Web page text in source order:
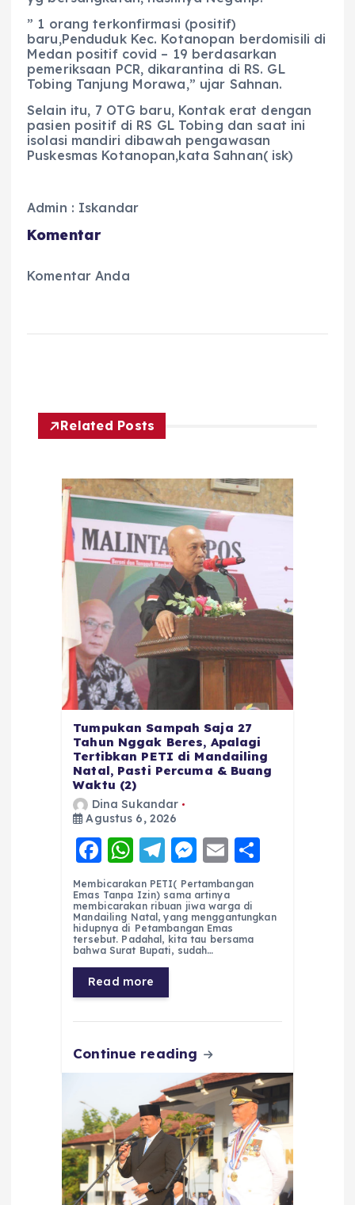
” 1 orang terkonfirmasi (positif)
baru,Penduduk Kec. Kotanopan berdomisili di
Medan positif covid – 19 berdasarkan
pemeriksaan PCR, dikarantina di RS. GL
Tobing Tanjung Morawa,” ujar Sahnan.
Selain itu, 7 OTG baru, Kontak erat dengan
pasien positif di RS GL Tobing dan saat ini
isolasi mandiri dibawah pengawasan
Puskesmas Kotanopan,kata Sahnan( isk)
Admin : Iskandar
Komentar
Komentar Anda
Related Posts
Tumpukan Sampah Saja 27
Tahun Nggak Beres, Apalagi
Tertibkan PETI di Mandailing
Natal, Pasti Percuma & Buang
Waktu (2)
Dina Sukandar
Agustus 6, 2026
F
a
c
e
b
o
o
k
W
h
a
ts
A
p
p
T
el
e
g
r
a
m
M
e
ss
e
n
E
m
ai
l
re
Membicarakan PETI( Pertambangan
Emas Tanpa Izin) sama artinya
membicarakan ribuan jiwa warga di
Mandailing Natal, yang menggantungkan
hidupnya di Petambangan Emas
tersebut. Padahal, kita tau bersama
bahwa Surat Bupati, sudah…
Read more
Continue reading